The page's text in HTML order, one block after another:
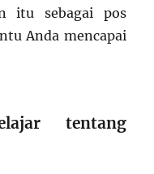
itu sebagai pos
Anda mencapai
tentang